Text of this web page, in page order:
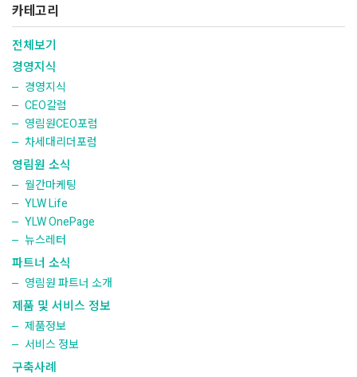
카테고리
전체보기
경영지식
경영지식
CEO칼럼
영림원CEO포럼
차세대리더포럼
영림원 소식
월간마케팅
YLW Life
YLW OnePage
뉴스레터
파트너 소식
영림원 파트너 소개
제품 및 서비스 정보
제품정보
서비스 정보
구축사례